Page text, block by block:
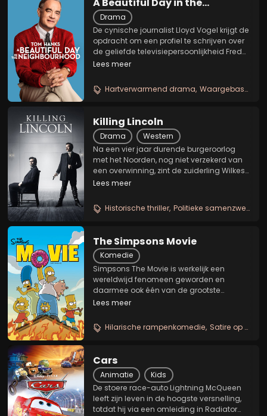
Neighborhood
Drama
De cynische journalist Lloyd Vogel krijgt de
opdracht om een profiel te schrijven over
de geliefde televisiepersoonlijkheid Fred
Rogers. Hij aanvaardt deze opdracht met
ontstaan, die Lloyd zijn visie op...
Lees meer
Hartverwarmend drama Waargebaseerd verhaal
Killing Lincoln
Drama
Western
Na een vier jaar durende burgeroorlog
met het Noorden, nog niet verzekerd van
een overwinning, zint de zuiderling Wilkes
Booth op wraak. Hij beschouwt president
slavernij maar ook de zuidelijke
levensstijl...
Lees meer
Historische thriller Politieke samenzwering
The Simpsons Movie
Komedie
Simpsons The Movie is werkelijk een
wereldwijd fenomeen geworden en
daarmee ook één van de grootste
internationale blockbusters uit de
hilarische film Marge, Bart, Lisa Maggie en
de rest van de planeet redden...
Lees meer
Hilarische rampenkomedie Satire op gezin en maatschappij
Cars
Animatie
Kids
De stoere race-auto Lightning McQueen
leeft zijn leven in de hoogste versnelling,
totdat hij via een omleiding in Radiator